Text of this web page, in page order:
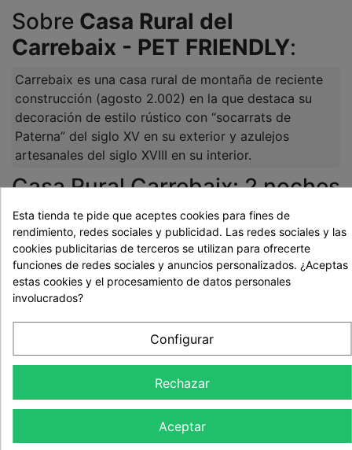
Sobre Casa Rural del
Carrebaix - PET FRIENDLY:
Carrebaix es una casa rural de montaña de reciente
construcción (agosto 2.002) en la que destaca su
decoración de estilo rústico con “socarrats de
Paterna” del siglo XV en su exterior y azulejos
artesanales del siglo XVIII en su interior.
Casa Rural Carrebaix: 2 noches
en apartamento loft con
desayuno + detalle de
bienvenida – Para 2 adultos
Disfruta de una estancia de 2 noches con desayuno y
Casa Rural Carrebaix. ¡Una escapada ideal para
desconectar de la rutina!
2 noches con desayunos + detalle
2
Esta tienda te pide que aceptes cookies para fines de
rendimiento, redes sociales y publicidad. Las redes sociales y las
cookies publicitarias de terceros se utilizan para ofrecerte
funciones de redes sociales y anuncios personalizados. ¿Aceptas
estas cookies y el procesamiento de datos personales
involucrados?
Configurar
Rechazar
Aceptar